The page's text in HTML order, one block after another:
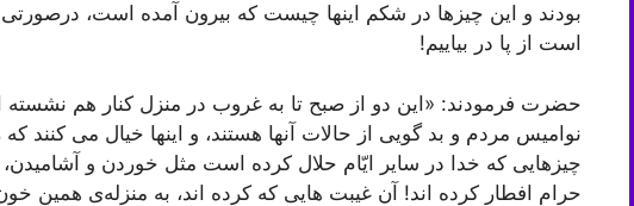
بودند و این چیزها در شکم اینها چیست که بیرون آمده است، درصورتی
است از پا در بیاییم!
حضرت فرمودند: «این دو از صبح تا به غروب در منزل کنار هم
نوامیس مردم و بد گویی از حالات آنها هستند، و اینها خیال می کنند
چیزهایی که خدا در سایر ایّام حلال کرده است مثل خوردن و آشامیدن،
حرام افطار کرده اند! آن غیبت هایی که کرده اند، به منزله‌ی همین